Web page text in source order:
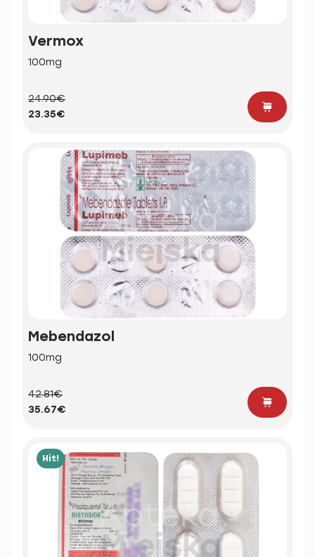
Vermox
100mg
24.90€
23.35€
Mebendazol
100mg
42.81€
35.67€
Hit!